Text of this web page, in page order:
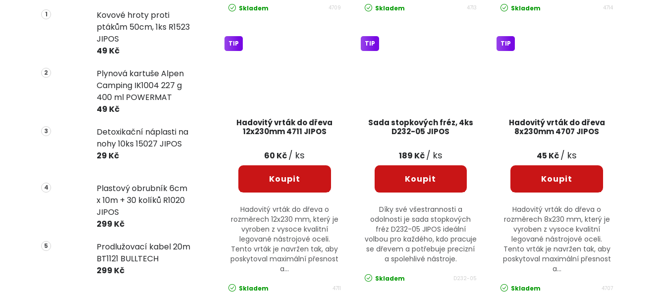
Kovové hroty proti
ptákům 50cm, 1ks R1523
JIPOS
49 Kč
Plynová kartuše Alpen
Camping IK1004 227 g
400 ml POWERMAT
49 Kč
Detoxikační náplasti na
nohy 10ks 15027 JIPOS
29 Kč
Plastový obrubník 6cm
x 10m + 30 kolíků R1020
JIPOS
299 Kč
Prodlužovací kabel 20m
BT1121 BULLTECH
299 Kč
Skladem 4709 Skladem 4713 Skladem 4714
Hadovitý vrták do dřeva
12x230mm 4711 JIPOS
TIP
60 Kč/ ks
Hadovitý vrták do dřeva o
rozměrech 12x230 mm, který je
vyroben z vysoce kvalitní
legované nástrojové oceli.
Tento vrták je navržen tak, aby
poskytoval maximální přesnost
a...
Skladem 4711
Sada stopkových fréz, 4ks
D232-05 JIPOS
TIP
189 Kč/ ks
Díky své všestrannosti a
odolnosti je sada stopkových
fréz D232-05 JIPOS ideální
volbou pro každého, kdo pracuje
se dřevem a potřebuje precizní
a spolehlivé nástroje.
Skladem D232-05
Hadovitý vrták do dřeva
8x230mm 4707 JIPOS
TIP
45 Kč/ ks
Hadovitý vrták do dřeva o
rozměrech 8x230 mm, který je
vyroben z vysoce kvalitní
legované nástrojové oceli.
Tento vrták je navržen tak, aby
poskytoval maximální přesnost
a...
Skladem 4707